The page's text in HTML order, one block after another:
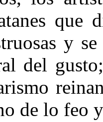
que
y
del
de lo feo